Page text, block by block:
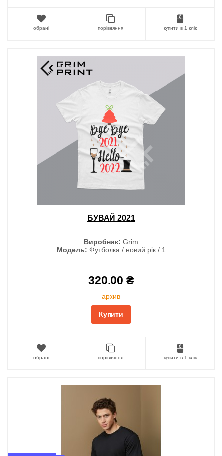
обрані порівняння купити в 1 клік
БУВАЙ 2021
Виробник: Grim
Модель: Футболка / новий рік / 1
320.00 ₴
архив
Купити
обрані порівняння купити в 1 клік